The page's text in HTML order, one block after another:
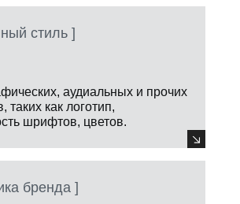
бренда ]
аудиальных и прочих
таких как логотип,
шрифтов, цветов.
стиль ]